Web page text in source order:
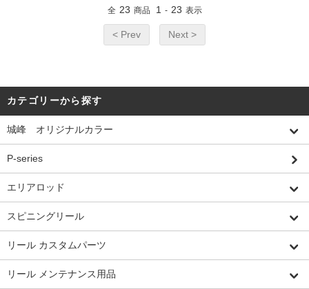
全 23 商品 1 - 23 表示
< Prev Next >
カテゴリーから探す
城峰 オリジナルカラー
P-series
エリアロッド
スピニングリール
リール カスタムパーツ
リール メンテナンス用品